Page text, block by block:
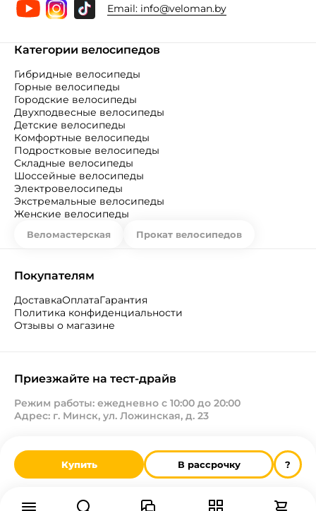
Купить В рассрочку ?
Email: info@veloman.by
Категории велосипедов
Гибридные велосипеды
Горные велосипеды
Городские велосипеды
Двухподвесные велосипеды
Детские велосипеды
Комфортные велосипеды
Подростковые велосипеды
Складные велосипеды
Шоссейные велосипеды
Электровелосипеды
Экстремальные велосипеды
Женские велосипеды
Веломастерская Прокат велосипедов
Покупателям
ДоставкаОплатаГарантия
Политика конфиденциальности
Отзывы о магазине
Приезжайте на тест-драйв
Режим работы: ежедневно с 10:00 до 20:00
Адрес: г. Минск, ул. Ложинская, д. 23